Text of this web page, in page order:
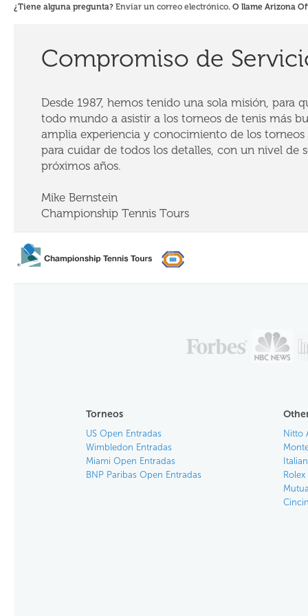
¿Tiene alguna pregunta? Enviar un correo electrónico. O llame Arizona
Compromiso de
Desde 1987, hemos tenido una sola misión, para
todo mundo a asistir a los torneos de tenis más
amplia experiencia y conocimiento de los
para cuidar de todos los detalles, con un nivel de
próximos años.
Mike Bernstein
Championship Tennis Tours
Torneos
US Open Entradas
Wimbledon Entradas
Miami Open Entradas
BNP Paribas Open Entradas
Nitto